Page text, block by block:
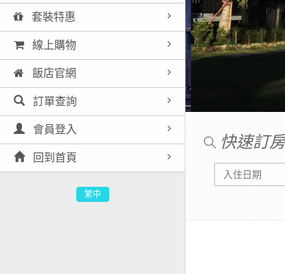
套裝特惠
線上購物
飯店官網
訂單查詢
會員登入
回到首頁
繁中
快速訂